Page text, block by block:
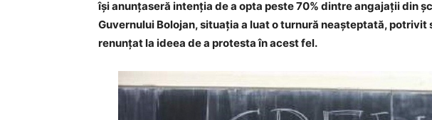
își anunțaseră intenția de a opta peste 70% dintre angajații din
Guvernului Bolojan, situația a luat o turnură neașteptată,
renunțat la ideea de a protesta în acest fel.